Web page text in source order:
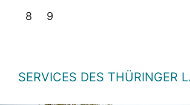
8 9
SERVICES DES THÜRINGER